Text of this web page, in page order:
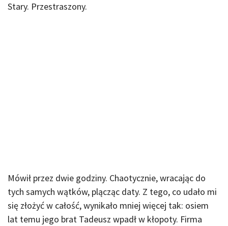
Stary. Przestraszony.
Mówił przez dwie godziny. Chaotycznie, wracając do
tych samych wątków, plącząc daty. Z tego, co udało mi
się złożyć w całość, wynikało mniej więcej tak: osiem
lat temu jego brat Tadeusz wpadł w kłopoty. Firma